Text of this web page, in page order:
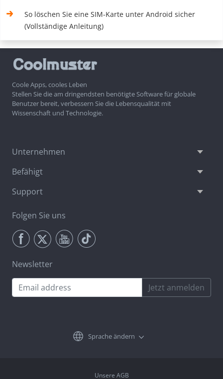
So löschen Sie eine SIM-Karte unter Android sicher
(Vollständige Anleitung)
Coole Apps, cooles Leben
Stellen Sie die am dringendsten benötigte Software für globale
Benutzer bereit, verbessern Sie die Lebensqualität mit
Wissenschaft und Technologie.
Unternehmen
Befähigt
Support
Folgen Sie uns
Newsletter
Jetzt anmelden
Sprache ändern
Unsere AGB